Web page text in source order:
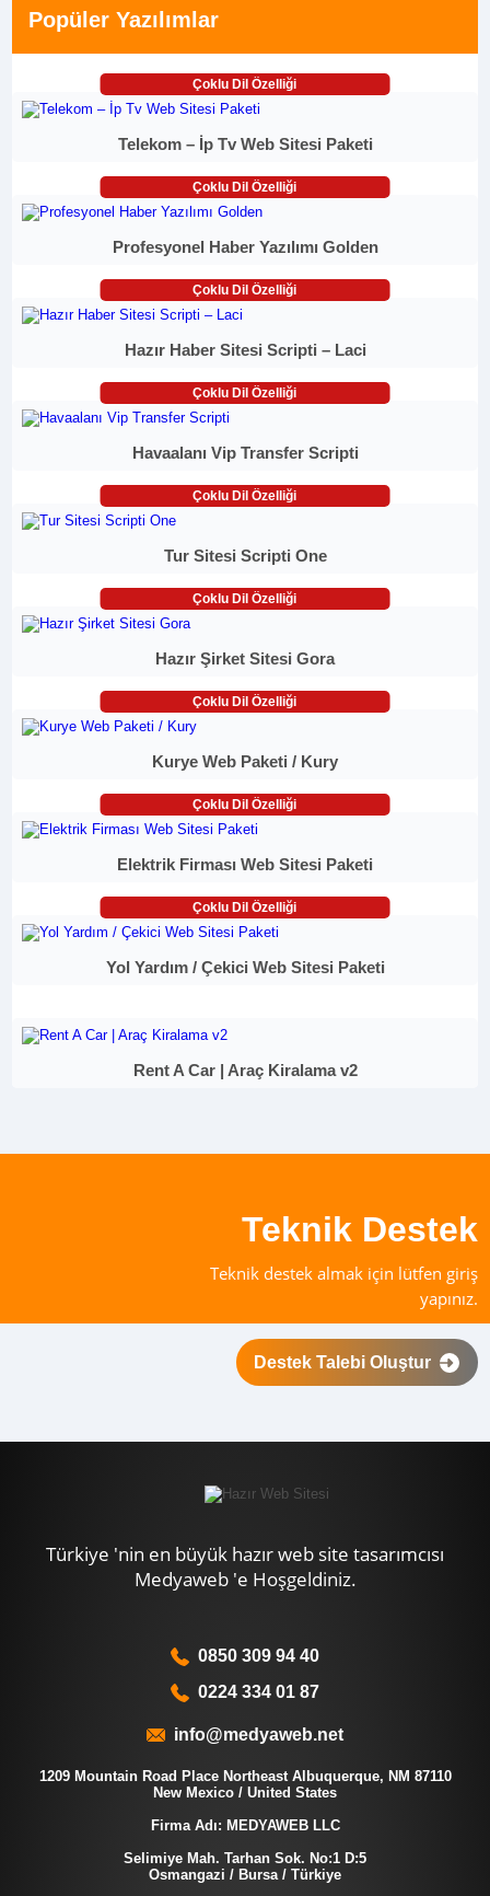
Popüler Yazılımlar
Çoklu Dil Özelliği
Telekom – İp Tv Web Sitesi Paketi
Çoklu Dil Özelliği
Profesyonel Haber Yazılımı Golden
Çoklu Dil Özelliği
Hazır Haber Sitesi Scripti – Laci
Çoklu Dil Özelliği
Havaalanı Vip Transfer Scripti
Çoklu Dil Özelliği
Tur Sitesi Scripti One
Çoklu Dil Özelliği
Hazır Şirket Sitesi Gora
Çoklu Dil Özelliği
Kurye Web Paketi / Kury
Çoklu Dil Özelliği
Elektrik Firması Web Sitesi Paketi
Çoklu Dil Özelliği
Yol Yardım / Çekici Web Sitesi Paketi
Rent A Car | Araç Kiralama v2
Teknik Destek
Teknik destek almak için lütfen giriş
yapınız.
Destek Talebi Oluştur
Türkiye 'nin en büyük hazır web site tasarımcısı
Medyaweb 'e Hoşgeldiniz.
0850 309 94 40
0224 334 01 87
info@medyaweb.net
1209 Mountain Road Place Northeast Albuquerque, NM 87110
New Mexico / United States
Firma Adı: MEDYAWEB LLC
Selimiye Mah. Tarhan Sok. No:1 D:5
Osmangazi / Bursa / Türkiye